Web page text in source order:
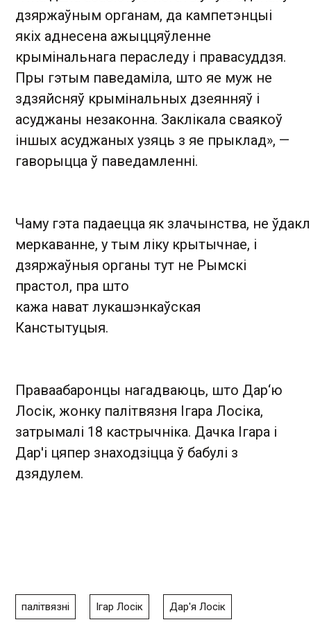
дзяржаўным органам, да кампетэнцыі
якіх аднесена ажыццяўленне
крымінальнага пераследу і правасуддзя.
Пры гэтым паведаміла, што яе муж не
здзяйсняў крымінальных дзеянняў і
асуджаны незаконна. Заклікала сваякоў
іншых асуджаных узяць з яе прыклад», —
гаворыцца ў паведамленні .
Чаму гэта падаецца як злачынства, не
меркаванне, у тым ліку крытычнае, і
дзяржаўныя органы тут не Рымскі
прастол, пра што
кажа нават лукашэнкаўская
Канстытуцыя.
Праваабаронцы нагадваюць, што Дар‘ю
Лосік, жонку палітвязня Ігара Лосіка,
затрымалі 18 кастрычніка. Дачка Ігара і
Дар'і цяпер знаходзіцца ў бабулі з
дзядулем.
палітвязні Ігар Лосік Дар'я Лосік